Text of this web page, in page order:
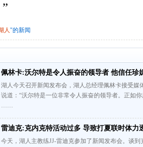
人"的新闻
佩林卡:沃尔特是令人振奋的领导者 他信任珍
湖人今天召开新闻发布会，湖人总经理佩林卡接受
说道：“沃尔特是一位非常令人振奋的领导者。正如
……
雷迪克:克内克特活动过多 导致打夏联时体力
今天，湖人主教练JJ-雷迪克参加了新闻发布会。谈